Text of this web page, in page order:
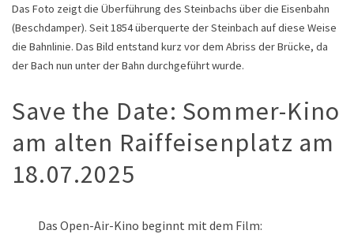
Das Foto zeigt die Überführung des Steinbachs über die Eisenbahn
(Beschdamper). Seit 1854 überquerte der Steinbach auf diese Weise
die Bahnlinie. Das Bild entstand kurz vor dem Abriss der Brücke, da
der Bach nun unter der Bahn durchgeführt wurde.
Save the Date: Sommer-Kino
am alten Raiffeisenplatz am
18.07.2025
Das Open-Air-Kino beginnt mit dem Film: